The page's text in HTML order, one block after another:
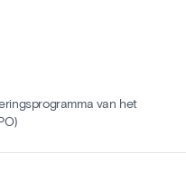
van het